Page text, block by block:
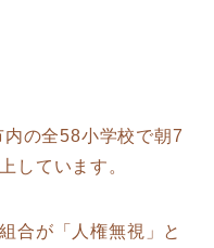
の全58小学校で朝7
しています。
合が「人権無視」と